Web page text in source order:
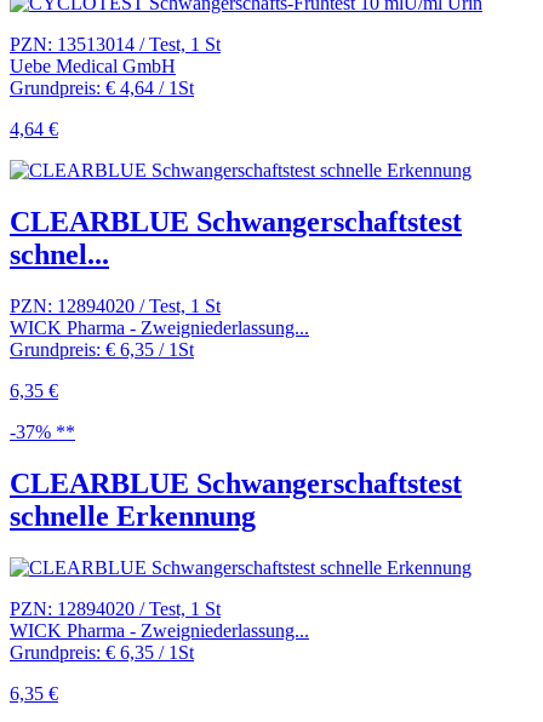
PZN: 13513014 / Test, 1 St
Uebe Medical GmbH
Grundpreis: € 4,64 / 1St
4,64 €
CLEARBLUE Schwangerschaftstest
schnel...
PZN: 12894020 / Test, 1 St
WICK Pharma - Zweigniederlassung...
Grundpreis: € 6,35 / 1St
6,35 €
-37% **
CLEARBLUE Schwangerschaftstest
schnelle Erkennung
PZN: 12894020 / Test, 1 St
WICK Pharma - Zweigniederlassung...
Grundpreis: € 6,35 / 1St
6,35 €